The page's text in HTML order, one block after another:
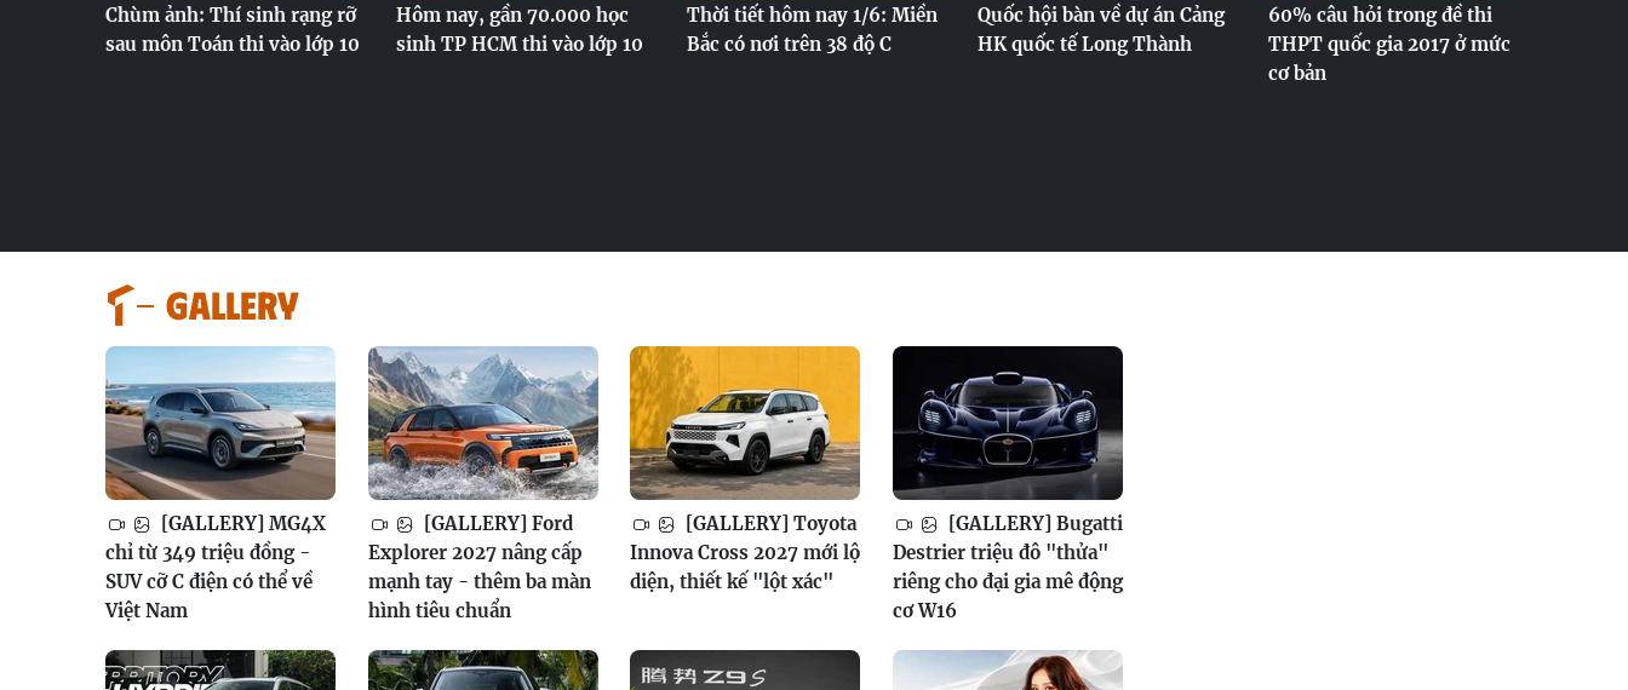
Chùm ảnh: Thí sinh rạng rỡ
sau môn Toán thi vào lớp 10
Hôm nay, gần 70.000 học
sinh TP HCM thi vào lớp 10
Thời tiết hôm nay 1/6: Miền
Bắc có nơi trên 38 độ C
Quốc hội bàn về dự án Cảng
HK quốc tế Long Thành
60% câu hỏi trong đề thi
THPT quốc gia 2017 ở mức
cơ bản
GALLERY
[GALLERY] MG4X
chỉ từ 349 triệu đồng -
SUV cỡ C điện có thể về
Việt Nam
[GALLERY] Ford
Explorer 2027 nâng cấp
mạnh tay - thêm ba màn
hình tiêu chuẩn
[GALLERY] Toyota
Innova Cross 2027 mới lộ
diện, thiết kế "lột xác"
[GALLERY] Bugatti
Destrier triệu đô "thửa"
riêng cho đại gia mê động
cơ W16